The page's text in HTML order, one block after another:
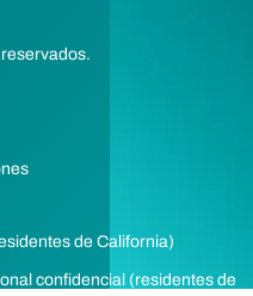
de California)
confidencial (residentes de